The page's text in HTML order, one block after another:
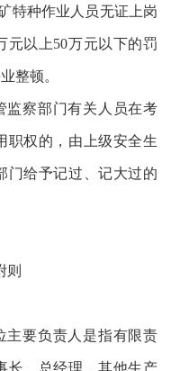
特种作业人员无证上岗
元以上50万元以下的罚
整顿。
监察部门有关人员在考
职权的，由上级安全生
门给予记过、记大过的
主要负责人是指有限责
长、总经理，其他生产